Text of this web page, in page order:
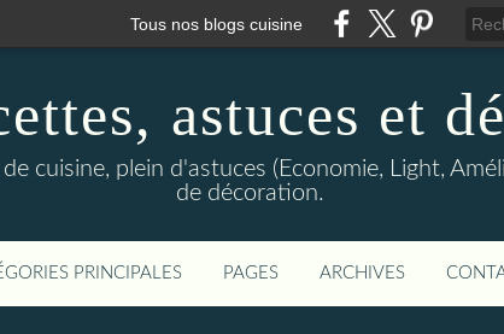
Tous nos blogs cuisine
astuces et
cuisine, plein d'astuces (Economie, Light,
de décoration.
PRINCIPALES PAGES ARCHIVES